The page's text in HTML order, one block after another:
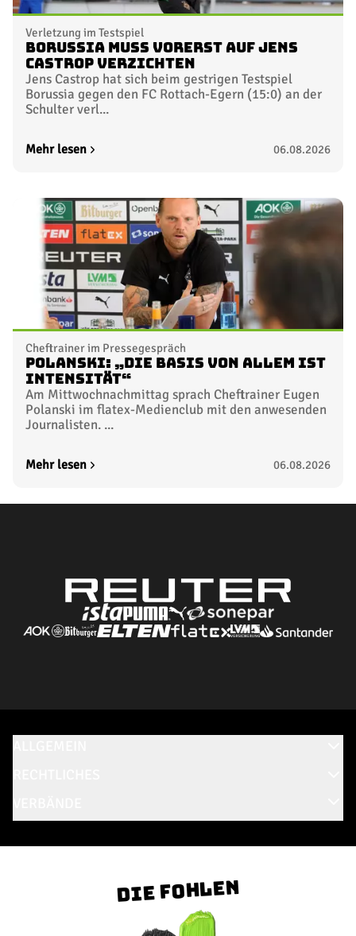
Verletzung im Testspiel
Borussia muss vorerst auf Jens
Castrop verzichten
Jens Castrop hat sich beim gestrigen Testspiel
Borussia gegen den FC Rottach-Egern (15:0) an der
Schulter verl...
Mehr lesen 06.08.2026
Cheftrainer im Pressegespräch
Polanski: „Die Basis von allem ist
Intensität“
Am Mittwochnachmittag sprach Cheftrainer Eugen
Polanski im flatex-Medienclub mit den anwesenden
Journalisten. ...
Mehr lesen 06.08.2026
Die Fohlen